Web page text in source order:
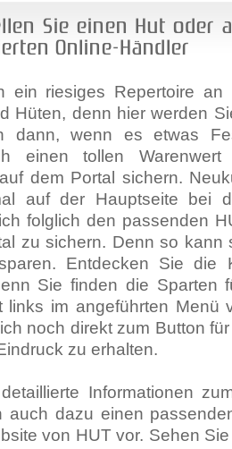
Sie einen Hut oder
Online-Händler
ein riesiges Repertoire an
Hüten, denn hier werden
dann, wenn es etwas
einen tollen
dem Portal sichern.
auf der Hauptseite bei
folglich den passenden
zu sichern. Denn so kann
Entdecken Sie die
Sie finden die Sparten
links im angeführten Menü
noch direkt zum Button
zu erhalten.
Informationen
auch dazu einen
von HUT vor. Sehen